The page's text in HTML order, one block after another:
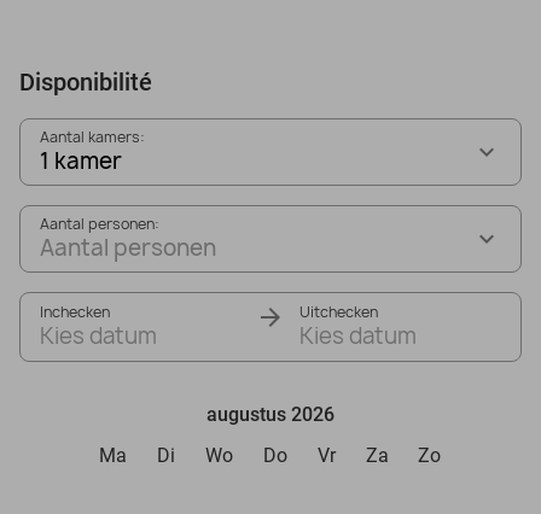
Disponibilité
Aantal kamers:
1 kamer
Aantal personen:
Aantal personen
Inchecken
Kies datum
Uitchecken
Kies datum
augustus 2026
Ma
Di Wo Do Vr Za Zo